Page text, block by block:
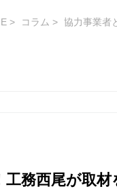
コラム 協力事業者
務西尾が取材